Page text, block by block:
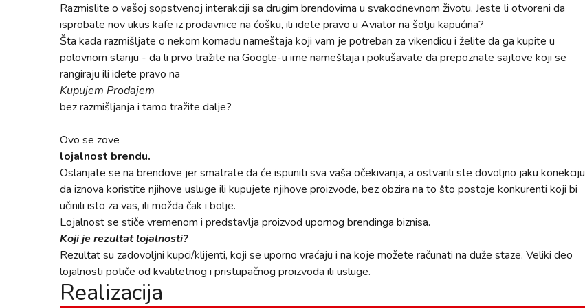
Razmislite o vašoj sopstvenoj interakciji sa drugim brendovima u svakodnevnom životu. Jeste li otvoreni da
isprobate nov ukus kafe iz prodavnice na ćošku, ili idete pravo u Aviator na šolju kapućina?
Šta kada razmišljate o nekom komadu nameštaja koji vam je potreban za vikendicu i želite da ga kupite u
polovnom stanju - da li prvo tražite na Google-u ime nameštaja i pokušavate da prepoznate sajtove koji se
rangiraju ili idete pravo na
Kupujem Prodajem
bez razmišljanja i tamo tražite dalje?
Ovo se zove
lojalnost brendu.
Oslanjate se na brendove jer smatrate da će ispuniti sva vaša očekivanja, a ostvarili ste dovoljno jaku konekciju
da iznova koristite njihove usluge ili kupujete njihove proizvode, bez obzira na to što postoje konkurenti koji bi
učinili isto za vas, ili možda čak i bolje.
Lojalnost se stiče vremenom i predstavlja proizvod upornog brendinga biznisa.
Koji je rezultat lojalnosti?
Rezultat su zadovoljni kupci/klijenti, koji se uporno vraćaju i na koje možete računati na duže staze. Veliki deo
lojalnosti potiče od kvalitetnog i pristupačnog proizvoda ili usluge.
Realizacija